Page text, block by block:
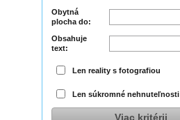
Obytná
plocha do:
Obsahuje
text:
Len reality s fotografiou
Len súkromné nehnuteľnosti
Viac kritérii